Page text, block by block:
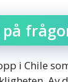
i Chile